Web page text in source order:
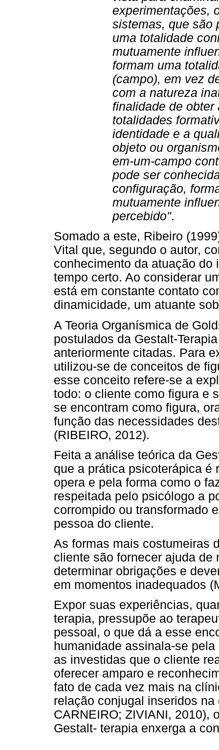
experimentações,
sistemas, que são
uma totalidade
mutuamente
formam uma
(campo), em vez
com a natureza
finalidade de
totalidades
identidade e a
objeto ou
em-um-campo
pode ser
configuração,
mutuamente
percebido".
Somado a este, Ribeiro
Vital que, segundo o autor,
conhecimento da atuação
tempo certo. Ao considerar
está em constante contato
dinamicidade, um atuante
A Teoria Organísmica de
postulados da Gestalt-
anteriormente citadas. Para
utilizou-se de conceitos de
esse conceito refere-se a
todo: o cliente como figura e
se encontram como figura,
função das necessidades
(RIBEIRO, 2012).
Feita a análise teórica da
que a prática psicoterápica é
opera e pela forma como o
respeitada pelo psicólogo a
corrompido ou transformado
pessoa do cliente.
As formas mais costumeiras
cliente são fornecer ajuda de
determinar obrigações e
em momentos inadequados
Expor suas experiências,
terapia, pressupõe ao
pessoal, o que dá a esse
humanidade assinala-se
as investidas que o cliente
oferecer amparo e
fato de cada vez mais na
relação conjugal inseridos
CARNEIRO; ZIVIANI, 2010),
Gestalt- terapia enxerga a